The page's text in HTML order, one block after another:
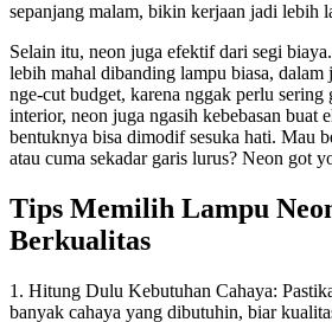
sepanjang malam, bikin kerjaan jadi lebih
Selain itu, neon juga efektif dari segi
lebih mahal dibanding lampu biasa, dalam
nge-cut budget, karena nggak perlu sering
interior, neon juga ngasih kebebasan buat
bentuknya bisa dimodif sesuka hati. Mau
atau cuma sekadar garis lurus? Neon got
Tips Memilih Lampu
Berkualitas
1. Hitung Dulu Kebutuhan Cahaya:
banyak cahaya yang dibutuhin, biar